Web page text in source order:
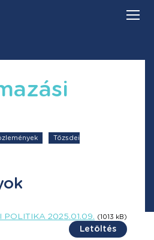
Tőzsdei
POLITIKA 2025.01.09. (1013 kB)
Letöltés